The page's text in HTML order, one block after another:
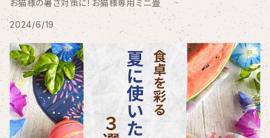
お猫様の暑さ対策に！お猫様専用ミニ畳
2024/6/19